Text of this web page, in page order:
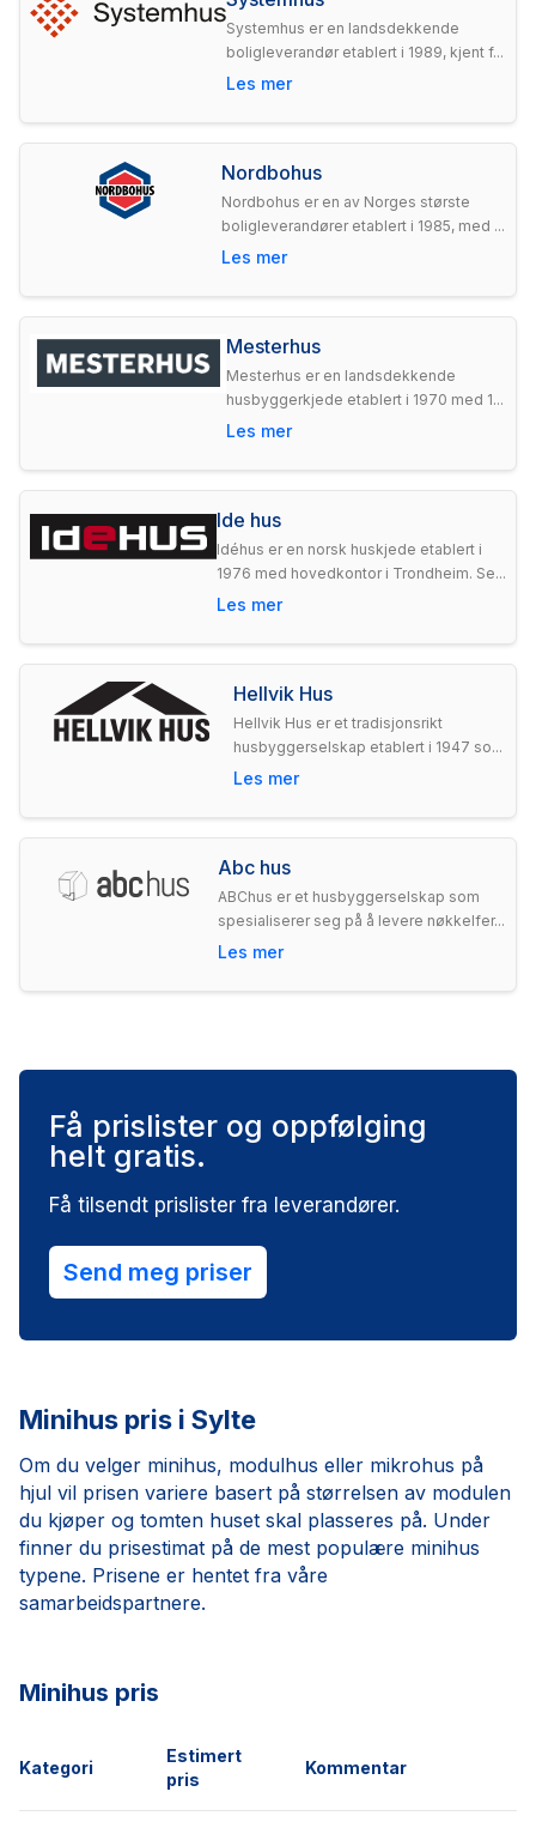
Systemhus er en landsdekkende
boligleverandør etablert i 1989, kjent f...
Les mer
Nordbohus
Nordbohus er en av Norges største
boligleverandører etablert i 1985, med ...
Les mer
Mesterhus
Mesterhus er en landsdekkende
husbyggerkjede etablert i 1970 med 1...
Les mer
Ide hus
Idéhus er en norsk huskjede etablert i
1976 med hovedkontor i Trondheim. Se...
Les mer
Hellvik Hus
Hellvik Hus er et tradisjonsrikt
husbyggerselskap etablert i 1947 so...
Les mer
Abc hus
ABChus er et husbyggerselskap som
spesialiserer seg på å levere nøkkelfer...
Les mer
Få prislister og oppfølging
helt gratis.
Få tilsendt prislister fra leverandører.
Send meg priser
Minihus pris i Sylte
Om du velger minihus, modulhus eller mikrohus på
hjul vil prisen variere basert på størrelsen av modulen
du kjøper og tomten huset skal plasseres på. Under
finner du prisestimat på de mest populære minihus
typene. Prisene er hentet fra våre
samarbeidspartnere.
Minihus pris
Kategori
Estimert
pris
Kommentar